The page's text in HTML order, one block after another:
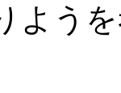
よう